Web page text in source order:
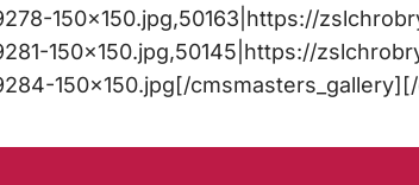
150×150.jpg,50163|https://
150×150.jpg,50145|https://
150×150.jpg[/